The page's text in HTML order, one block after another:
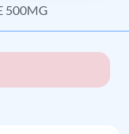
500MG